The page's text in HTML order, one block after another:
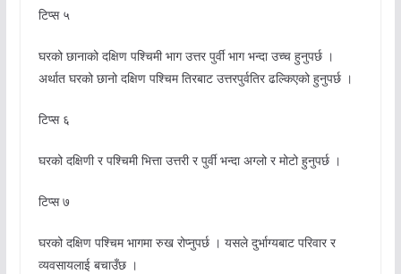
टिप्स ५
घरको छानाको दक्षिण पश्चिमी भाग उत्तर पुर्वी भाग भन्दा उच्च हुनुपर्छ ।
अर्थात घरको छानो दक्षिण पश्चिम तिरबाट उत्तरपुर्वतिर ढल्किएको हुनुपर्छ ।
टिप्स ६
घरको दक्षिणी र पश्चिमी भित्ता उत्तरी र पुर्वी भन्दा अग्लो र मोटो हुनुपर्छ ।
टिप्स ७
घरको दक्षिण पश्चिम भागमा रुख रोप्नुपर्छ । यसले दुर्भाग्यबाट परिवार र
व्यवसायलाई बचाउँछ ।